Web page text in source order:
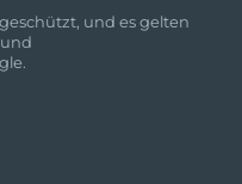
und es gelten
und